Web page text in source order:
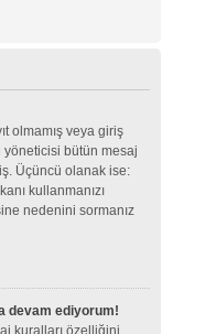
olmamış veya giriş
yöneticisi bütün mesaj
Üçüncü olanak ise:
kullanmanızı
nedenini sormanız
devam ediyorum!
kuralları özelliğini